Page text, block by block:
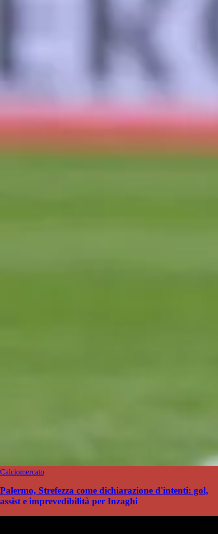
Calciomercato
Palermo, Strefezza come dichiarazione d'intenti: gol,
assist e imprevedibilità per Inzaghi